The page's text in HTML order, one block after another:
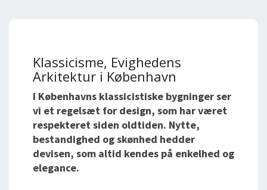
Klassicisme, Evighedens
Arkitektur i København
I Københavns klassicistiske bygninger ser
vi et regelsæt for design, som har været
respekteret siden oldtiden. Nytte,
bestandighed og skønhed hedder
devisen, som altid kendes på enkelhed og
elegance.